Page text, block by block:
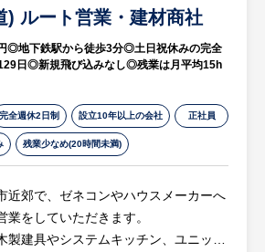
は面談時にお伝えします
求人担当コメント】
テムを共同で開発している、道外企業
携しながら業務を行っていただきま
) ルート営業・建材商社
◎地下鉄駅から徒歩3分◎土日祝休みの完全
日◎新規飛び込みなし◎残業は月平均15h
完全週休2日制 設立10年以上の会社 正社員
残業少なめ(20時間未満)
近郊で、ゼネコンやハウスメーカーへ
業をしていただきます。
製建具やシステムキッチン、ユニット